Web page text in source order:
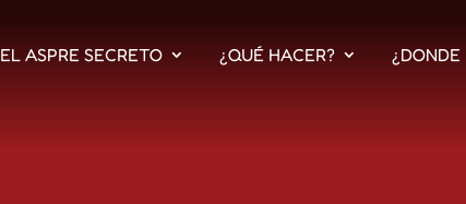
EL ASPRE SECRETO ¿QUÉ HACER? ¿DONDE